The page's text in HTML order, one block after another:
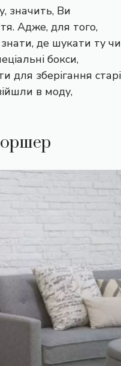
значить, Ви
Адже, для того,
де шукати ту чи
бокси,
для зберігання старі
в моду,